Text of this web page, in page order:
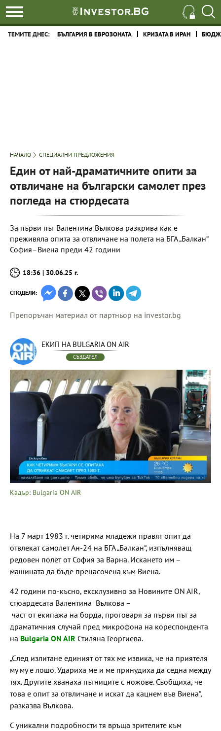
ТЕМИТЕ ДНЕС: БЪЛГАРИЯ В ЕВРОЗОНАТА КРИЗАТА В ИРАН
НАЧАЛО СПЕЦИАЛНИ ПРЕДЛОЖЕНИЯ
Един от най-драматичните опити за
отвличане на български самолет през
погледа на стюрдесата
За първи път Валентина Вълкова разкрива как е
преживяла опита за отвличане на полета на БГА „Балкан“
София–Виена преди 42 години
18:36 | 30.06.25 г.
СПОДЕЛИ:
Препоръчан материал от партньор на investor.bg
ЕКИП НА BULGARIA ON AIR
СЪЗДАТЕЛ
Кадър: Bulgaria ON AIR
На 7 март 1983 г. четирима младежи правят опит да
отвлекат самолет Ан-24 на БГА „Балкан“, изпълняващ
редовен полет от София за Варна. Искането им –
машината да бъде пренасочена към Виена.
42 години по-късно, ексклузивно за Новините ON AIR,
стюардесата Валентина Вълкова –
част от екипажа на борда, проговаря за първи път за
драматичния случай пред микрофона на кореспондента
на Bulgaria ON AIR Стиляна Георгиева.
„След излитане единият от тях ме извика, че на приятеля
му му е лошо. Удариха ме и ме принудиха да седна между
тях. Другите хванаха пътниците с ножове. Съобщиха, че
това е опит за отвличане и искат да кацнем във Виена“,
разказва Вълкова.
С уникални подробности тя връща зрителите към